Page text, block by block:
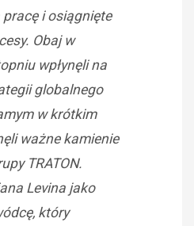
i osiągnięte
Obaj w
wpłynęli na
globalnego
w krótkim
ważne kamienie
TRATON.
Levina jako
który